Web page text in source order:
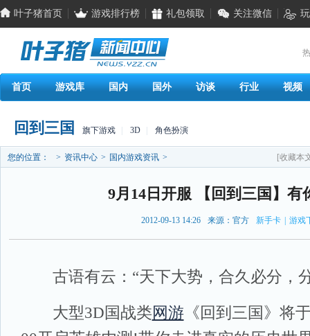
叶子猪首页 游戏排行榜 礼包领取 关注微信
首页 游戏库 国内 国外 访谈 行业 视频
回到三国 旗下游戏 3D 角色扮演
您的位置： > 资讯中心 > 国内游戏资讯 > [收藏本
9月14日开服 【回到三国】有
2012-09-13 14:26 来源：官方 新手卡 游戏
古语有云：“天下大势，合久必分，
大型3D国战类网游《回到三国》将